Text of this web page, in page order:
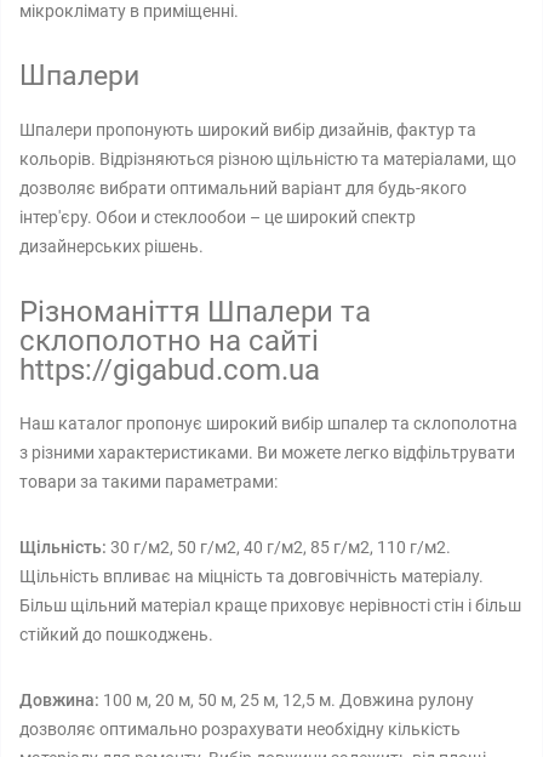
мікроклімату в приміщенні.
Шпалери
Шпалери пропонують широкий вибір дизайнів, фактур та
кольорів. Відрізняються різною щільністю та матеріалами, що
дозволяє вибрати оптимальний варіант для будь-якого
інтер'єру. Обои и стеклообои – це широкий спектр
дизайнерських рішень.
Різноманіття Шпалери та
склополотно на сайті
https://gigabud.com.ua
Наш каталог пропонує широкий вибір шпалер та склополотна
з різними характеристиками. Ви можете легко відфільтрувати
товари за такими параметрами:
Щільність: 30 г/м2, 50 г/м2, 40 г/м2, 85 г/м2, 110 г/м2.
Щільність впливає на міцність та довговічність матеріалу.
Більш щільний матеріал краще приховує нерівності стін і більш
стійкий до пошкоджень.
Довжина: 100 м, 20 м, 50 м, 25 м, 12,5 м. Довжина рулону
дозволяє оптимально розрахувати необхідну кількість